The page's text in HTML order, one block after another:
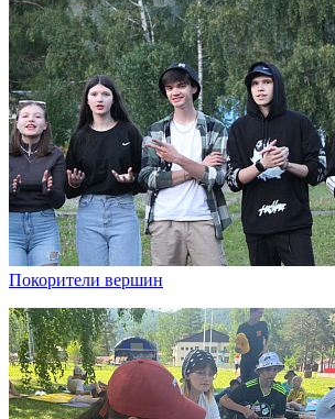
Покорители вершин